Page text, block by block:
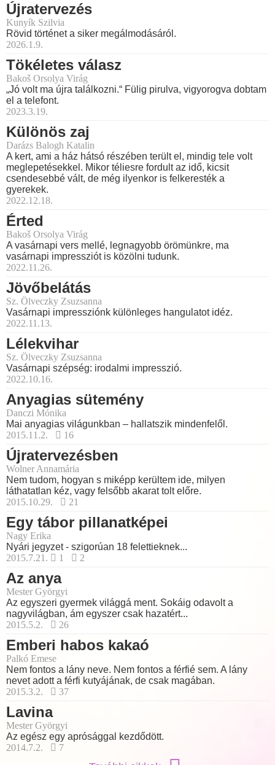
Újratervezés
Kunyík Szilvia
Rövid történet a siker megálmodásáról.
2026.1.9.
Tökéletes válasz
Bakoš Orsolya Virág
„Jó volt ma újra találkozni.“ Fülig pirulva, vigyorogva dobtam
el a telefont.
2023.3.19.
Különös zaj
Darázs Balogh Katalin
A kert, ami a ház hátsó részében terült el, mindig tele volt
meglepetésekkel. Mikor téliesre fordult az idő, kicsit
csendesebbé vált, de még ilyenkor is felkeresték a
gyerekek.
2022.12.18.
Érted
Bakoš Orsolya Virág
A vasárnapi vers mellé, legnagyobb örömünkre, ma
vasárnapi impressziót is közölni tudunk.
2022.11.26.
Jövőbelátás
Sz. Ölveczky Zsuzsanna
Vasárnapi impressziónk különleges hangulatot idéz.
2022.11.13.
Lélekvihar
Sz. Ölveczky Zsuzsanna
Vasárnapi szépség: irodalmi impresszió.
2022.10.16.
Anyagias sütemény
Danczi Mónika
Mai anyagias világunkban – hallatszik mindenfelől.
2015.11.2.
16
Újratervezésben
Wolner Annamária
Nem tudom, hogyan s miképp kerültem ide, milyen
láthatatlan kéz, vagy felsőbb akarat tolt előre.
2015.10.29.
21
Egy tábor pillanatképei
Nagy Erika
Nyári jegyzet - szigorúan 18 felettieknek...
2015.7.21.
1 2
Az anya
Mester Györgyi
Az egyszeri gyermek világgá ment. Sokáig odavolt a
nagyvilágban, ám egyszer csak hazatért...
2015.5.2.
26
Emberi habos kakaó
Palkó Emese
Nem fontos a lány neve. Nem fontos a férfié sem. A lány
nevet adott a férfi kutyájának, de csak magában.
2015.3.2.
37
Lavina
Mester Györgyi
Az egész egy aprósággal kezdődött.
2014.7.2.
7